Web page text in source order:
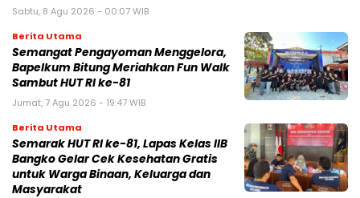
Sabtu, 8 Agu 2026 - 00:07 WIB
Berita Utama
Semangat Pengayoman Menggelora,
Bapelkum Bitung Meriahkan Fun Walk
Sambut HUT RI ke-81
Jumat, 7 Agu 2026 - 19:47 WIB
Berita Utama
Semarak HUT RI ke-81, Lapas Kelas IIB
Bangko Gelar Cek Kesehatan Gratis
untuk Warga Binaan, Keluarga dan
Masyarakat